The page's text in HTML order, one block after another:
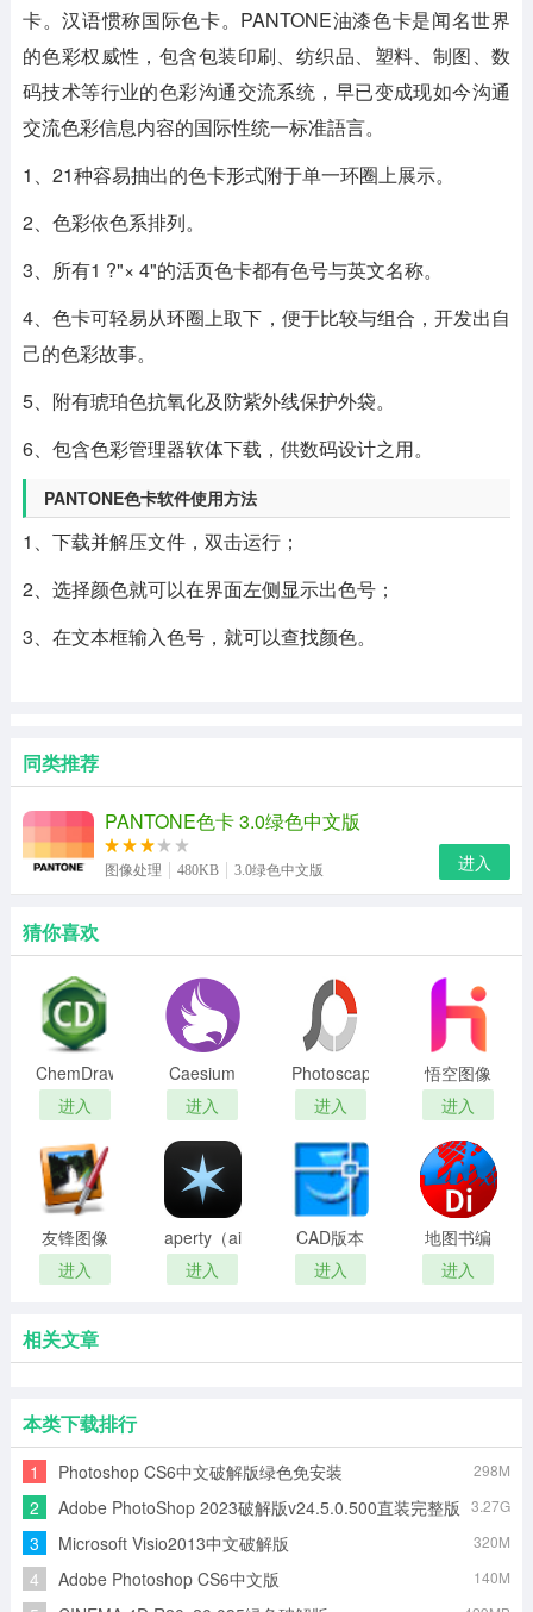
卡。汉语惯称国际色卡。PANTONE油漆色卡是闻名世界
的色彩权威性，包含包装印刷、纺织品、塑料、制图、数
码技术等行业的色彩沟通交流系统，早已变成现如今沟通
交流色彩信息内容的国际性统一标准語言。
1、21种容易抽出的色卡形式附于单一环圈上展示。
2、色彩依色系排列。
3、所有1 ?"× 4"的活页色卡都有色号与英文名称。
4、色卡可轻易从环圈上取下，便于比较与组合，开发出自
己的色彩故事。
5、附有琥珀色抗氧化及防紫外线保护外袋。
6、包含色彩管理器软体下载，供数码设计之用。
PANTONE色卡软件使用方法
1、下载并解压文件，双击运行；
2、选择颜色就可以在界面左侧显示出色号；
3、在文本框输入色号，就可以查找颜色。
同类推荐
PANTONE色卡 3.0绿色中文版
图像处理 480KB 3.0绿色中文版 进入
猜你喜欢
ChemDraw
Pro 19破
解版
进入
Caesium
Image
Compressor(图
片压缩器)
进入
Photoscape
纯净版
进入
悟空图像
电脑端官
方最新版
进入
友锋图像
处理系统
进入
aperty（ai
人工智能
人像修
进入
CAD版本
转换器
(Acme
进入
地图书编
辑器(Di
Map
进入
相关文章
本类下载排行
1 Photoshop CS6中文破解版绿色免安装 298M
2 Adobe PhotoShop 2023破解版v24.5.0.500直装完整版 3.27G
3 Microsoft Visio2013中文破解版 320M
4 Adobe Photoshop CS6中文版 140M